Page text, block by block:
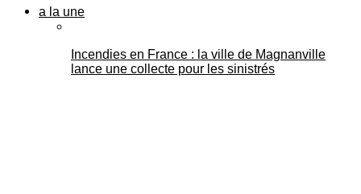
a la une
Incendies en France : la ville de Magnanville
lance une collecte pour les sinistrés